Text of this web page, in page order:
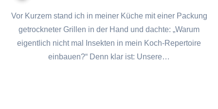
Vor Kurzem stand ich in meiner Küche mit einer Packung
getrockneter Grillen in der Hand und dachte: „Warum
eigentlich nicht mal Insekten in mein Koch-Repertoire
einbauen?“ Denn klar ist: Unsere…